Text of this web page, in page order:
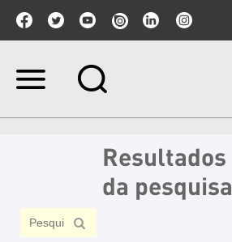
Ir
Resultados
da pesquisa